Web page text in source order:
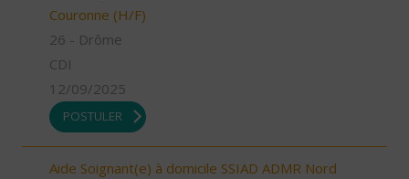
Couronne (H/F)
26 - Drôme
CDI
12/09/2025
POSTULER
Aide Soignant(e) à domicile SSIAD ADMR Nord